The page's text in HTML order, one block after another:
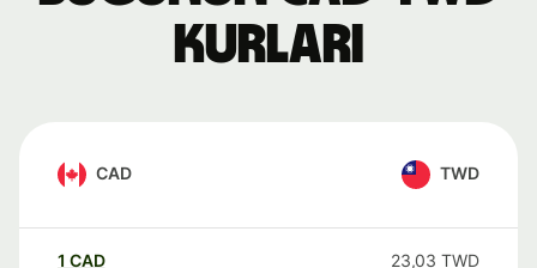
kurları
CAD TWD
1 CAD 23,03 TWD